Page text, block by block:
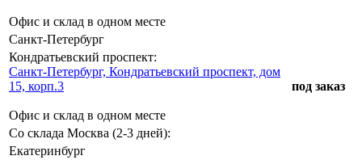
Офис и склад в одном месте
Санкт-Петербург
Кондратьевский проспект:
Санкт-Петербург, Кондратьевский проспект, дом
15, корп.3
Офис и склад в одном месте
под заказ
Со склада Москва (2-3 дней):
Екатеринбург